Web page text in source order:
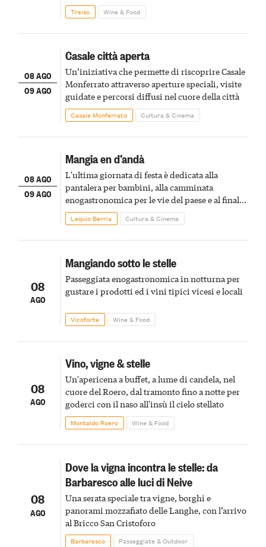
Treiso Wine & Food
08 AGO
09 AGO
Casale città aperta
Un’iniziativa che permette di riscoprire Casale
Monferrato attraverso aperture speciali, visite
guidate e percorsi diffusi nel cuore della città
Casale Monferrato Cultura & Cinema
08 AGO
09 AGO
Mangia en d’andà
L'ultima giornata di festa è dedicata alla
pantalera per bambini, alla camminata
enogastronomica per le vie del paese e al finale
pirotecnico
Lequio Berria Cultura & Cinema
08
AGO
Mangiando sotto le stelle
Passeggiata enogastronomica in notturna per
gustare i prodotti ed i vini tipici vicesi e locali
Vicoforte Wine & Food
08
AGO
Vino, vigne & stelle
Un'apericena a buffet, a lume di candela, nel
cuore del Roero, dal tramonto fino a notte per
goderci con il naso all'insù il cielo stellato
Montaldo Roero Wine & Food
08
AGO
Dove la vigna incontra le stelle: da
Barbaresco alle luci di Neive
Una serata speciale tra vigne, borghi e
panorami mozzafiato delle Langhe, con l’arrivo
al Bricco San Cristoforo
Barbaresco Passeggiate & Outdoor